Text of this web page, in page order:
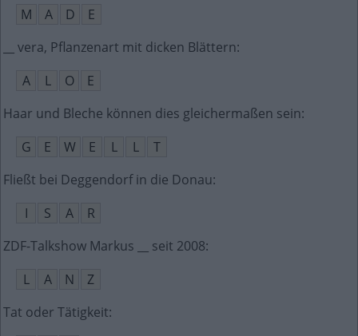
M
A D
E
__ vera, Pflanzenart mit dicken Blättern:
A
L O
E
Haar und Bleche können dies gleichermaßen sein:
G
E W E L L
T
Fließt bei Deggendorf in die Donau:
I
S A
R
ZDF-Talkshow Markus __ seit 2008:
L
A N
Z
Tat oder Tätigkeit: